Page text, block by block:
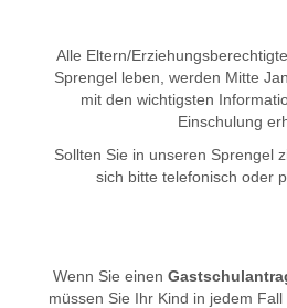
Alle Eltern/
Sprengel leben, werden Mitte
mit den wichtigsten
Einschulung
Sollten Sie in unseren Sprengel
sich bitte telefonisch oder
Wenn Sie einen
müssen Sie Ihr Kind in jedem Fall